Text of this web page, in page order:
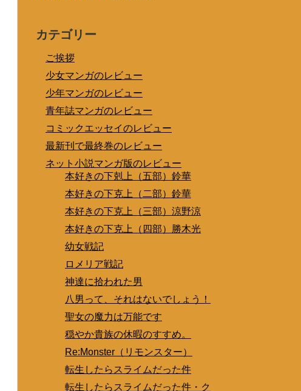
カテゴリー
ご挨拶
少女マンガのレビュー
少年マンガのレビュー
青年誌マンガのレビュー
コミックエッセイのレビュー
最新刊で最終巻のレビュー
ネット小説マンガ版のレビュー
本好きの下剋上（五部）鈴華
本好きの下克上（二部）鈴華
本好きの下克上（三部）涼野涼
本好きの下克上（四部）勝木光
幼女戦記
ロメリア戦記
神達に拾われた男
八男って、それはないでしょう！
聖女の魔力は万能です
穏やか貴族の休暇のすすめ。
Re:Monster（リモンスター）
転生したらスライムだった件
転生したらスライムだった件・ク